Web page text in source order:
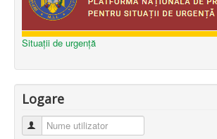
Situații de urgență
Logare
Nume utilizator